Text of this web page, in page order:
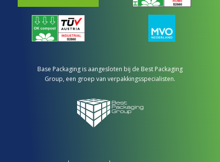
Base Packaging is aangesloten bij de Best Packaging
Group, een groep van verpakkingsspecialisten.